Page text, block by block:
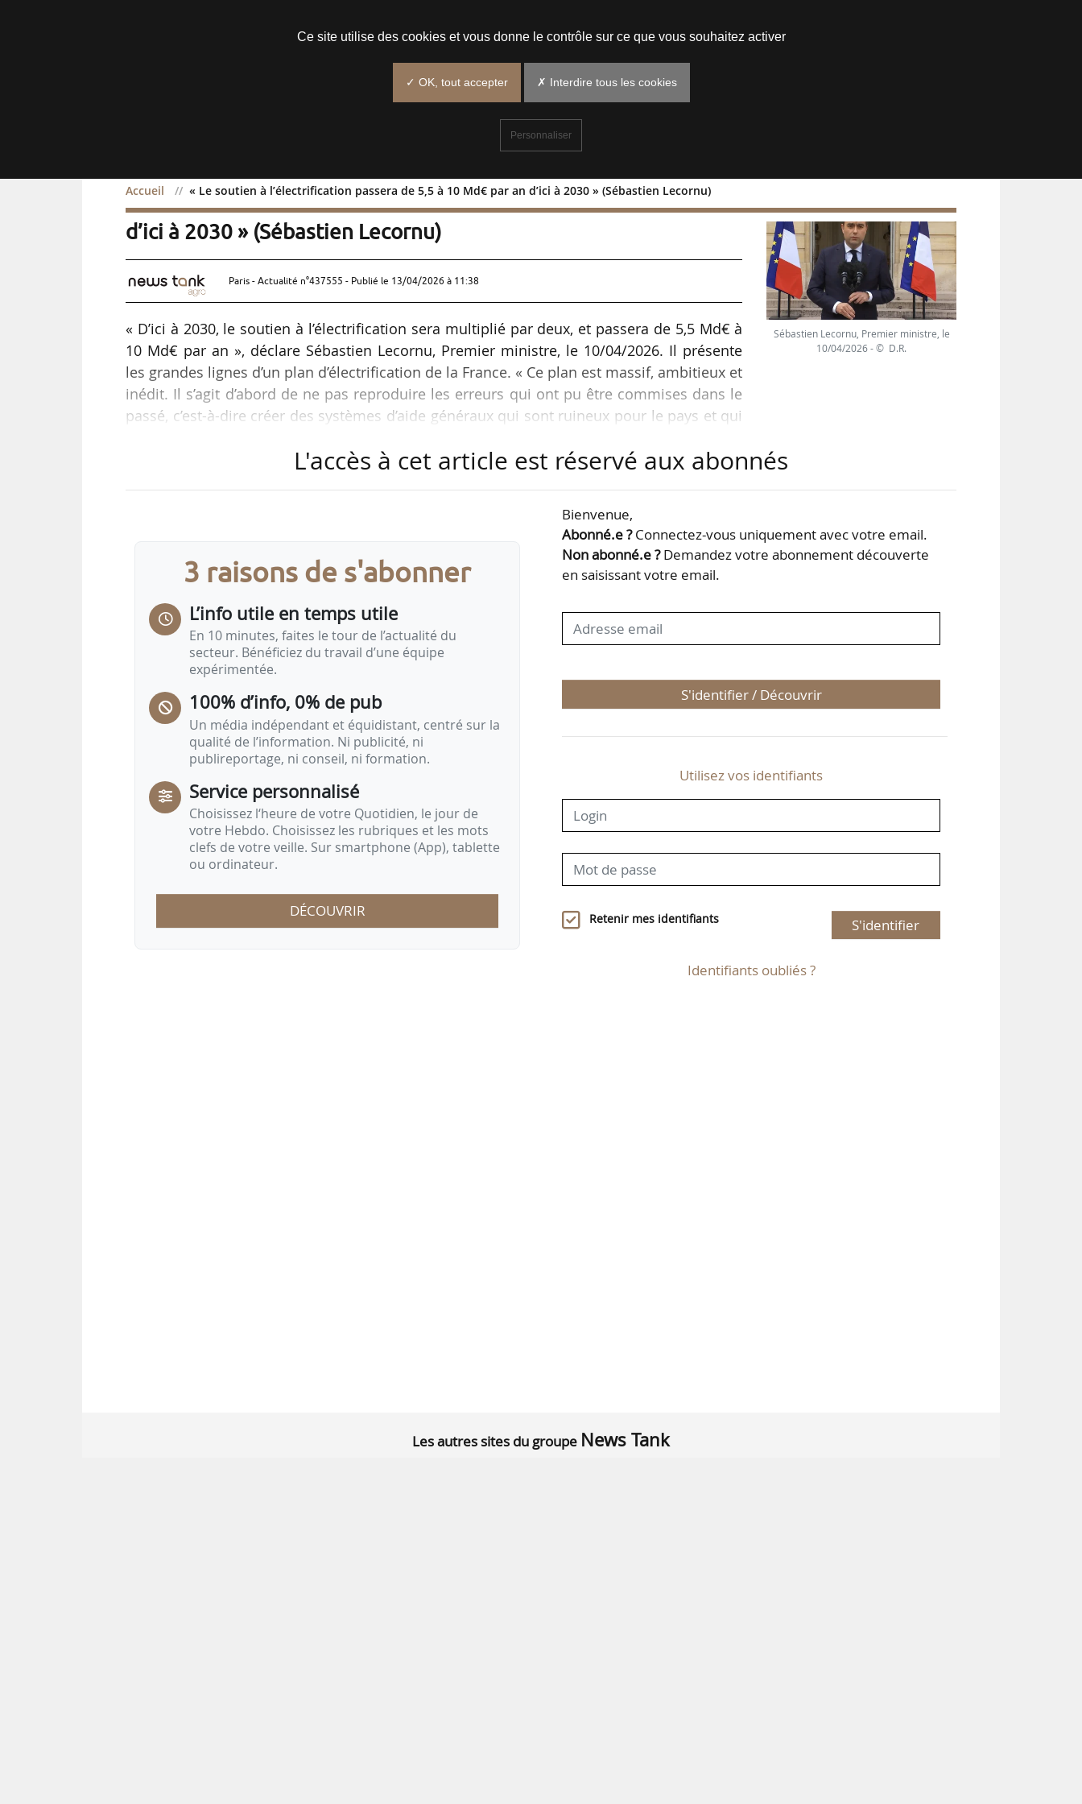
Accueil « Le soutien à l’électrification passera de 5,5 à 10 Md€ par an d’ici à 2030 » (Sébastien Lecornu)
« Le soutien à l’électrification passera de 5,5 à 10 Md€ par an
d’ici à 2030 » (Sébastien Lecornu)
Paris - Actualité n°437555 - Publié le 13/04/2026 à 11:38
« D’ici à 2030, le soutien à l’électrification sera multiplié par deux, et passera de 5,5 Md€ à
10 Md€ par an », déclare Sébastien Lecornu, Premier ministre, le 10/04/2026. Il présente
les grandes lignes d’un plan d’électrification de la France. « Ce plan est massif, ambitieux et
inédit. Il s’agit d’abord de ne pas reproduire les erreurs qui ont pu être commises dans le
passé, c’est-à-dire créer des systèmes d’aide généraux qui sont ruineux pour le pays et qui
que nous produisons plus d’électricité que nous n’en consommons, et que cette électricité
Sébastien Lecornu, Premier ministre, le
10/04/2026 - © D.R.
L'accès à cet article est réservé aux abonnés
3 raisons de s'abonner
L’info utile en temps utile
En 10 minutes, faites le tour de l’actualité du
secteur. Bénéficiez du travail d’une équipe
expérimentée.
100% d’info, 0% de pub
Un média indépendant et équidistant, centré sur la
qualité de l’information. Ni publicité, ni
publireportage, ni conseil, ni formation.
Service personnalisé
Choisissez l‘heure de votre Quotidien, le jour de
votre Hebdo. Choisissez les rubriques et les mots
clefs de votre veille. Sur smartphone (App), tablette
ou ordinateur.
DÉCOUVRIR
Bienvenue,
Abonné.e ?Connectez-vous uniquement avec votre email.
Non abonné.e ?Demandez votre abonnement découverte
en saisissant votre email.
S'identifier / Découvrir
Utilisez vos identifiants
Retenir mes identifiants S'identifier
Identifiants oubliés ?
Les autres sites du groupe News Tank
Ce site utilise des cookies et vous donne le contrôle sur ce que vous souhaitez activer
✓ OK, tout accepter ✗ Interdire tous les cookies
Personnaliser